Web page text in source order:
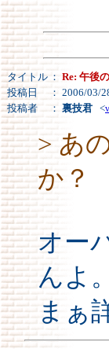
タイトル ： Re: 午後
投稿日
： 2006/03/
投稿者
： 裏技君 <
> あ
か？
オー
んよ。
まぁ